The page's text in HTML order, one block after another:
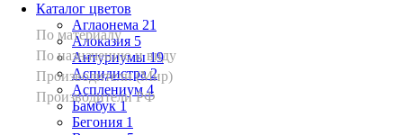
По материалу
По назначению и виду
Производители (Мир)
Производители РФ
Каталог цветов
Аглаонема 21
Алоказия 5
Антуриумы 19
Аспидистра 2
Асплениум 4
Бамбук 1
Бегония 1